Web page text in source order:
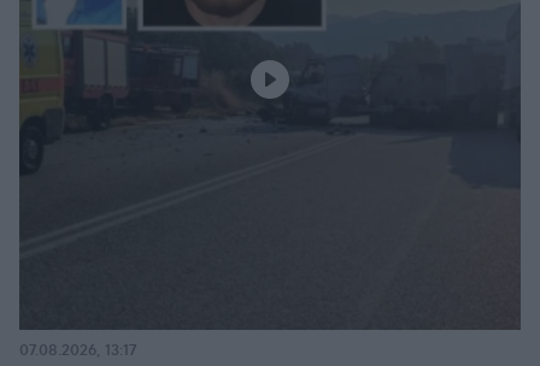
07.08.2026, 13:17